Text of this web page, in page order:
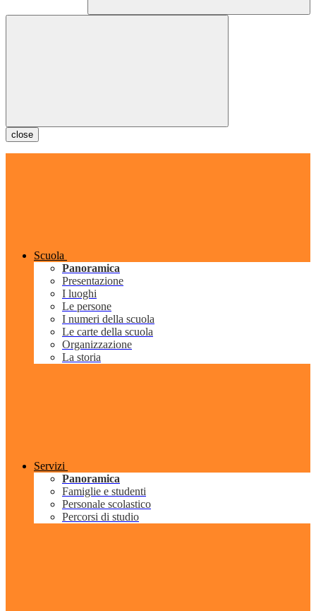
close
Scuola
Panoramica
Presentazione
I luoghi
Le persone
I numeri della scuola
Le carte della scuola
Organizzazione
La storia
Servizi
Panoramica
Famiglie e studenti
Personale scolastico
Percorsi di studio